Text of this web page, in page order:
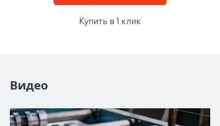
Купить в 1 клик
Видео